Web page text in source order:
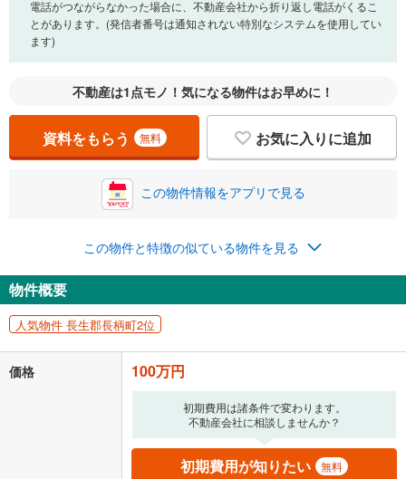
電話がつながらなかった場合に、不動産会社から折り返し電話がくるこ
とがあります。(発信者番号は通知されない特別なシステムを使用してい
ます)
不動産は1点モノ！気になる物件はお早めに！
資料をもらう 無料 お気に入りに追加
この物件情報をアプリで見る
この物件と特徴の似ている物件を見る
物件概要
人気物件 長生郡長柄町2位
価格 100万円
初期費用は諸条件で変わります。
不動産会社に相談しませんか？
初期費用が知りたい 無料